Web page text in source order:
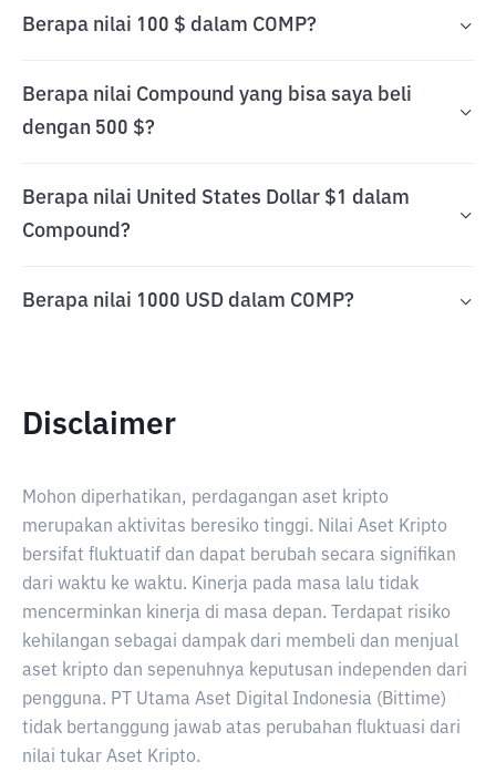
Berapa nilai 100 $ dalam COMP?
Berapa nilai Compound yang bisa saya beli
dengan 500 $?
Berapa nilai United States Dollar $1 dalam
Compound?
Berapa nilai 1000 USD dalam COMP?
Disclaimer
Mohon diperhatikan, perdagangan aset kripto
merupakan aktivitas beresiko tinggi. Nilai Aset Kripto
bersifat fluktuatif dan dapat berubah secara signifikan
dari waktu ke waktu. Kinerja pada masa lalu tidak
mencerminkan kinerja di masa depan. Terdapat risiko
kehilangan sebagai dampak dari membeli dan menjual
aset kripto dan sepenuhnya keputusan independen dari
pengguna. PT Utama Aset Digital Indonesia (Bittime)
tidak bertanggung jawab atas perubahan fluktuasi dari
nilai tukar Aset Kripto.